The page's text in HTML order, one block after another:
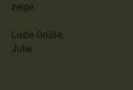
zeige.
Liebe Grüße,
Julie